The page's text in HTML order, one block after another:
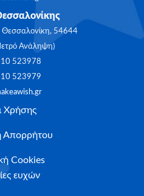
Θεσσαλονίκη, 54644
Ανάληψη)
523978
523979
Χρήσης
Απορρήτου
Cookies
ευχών